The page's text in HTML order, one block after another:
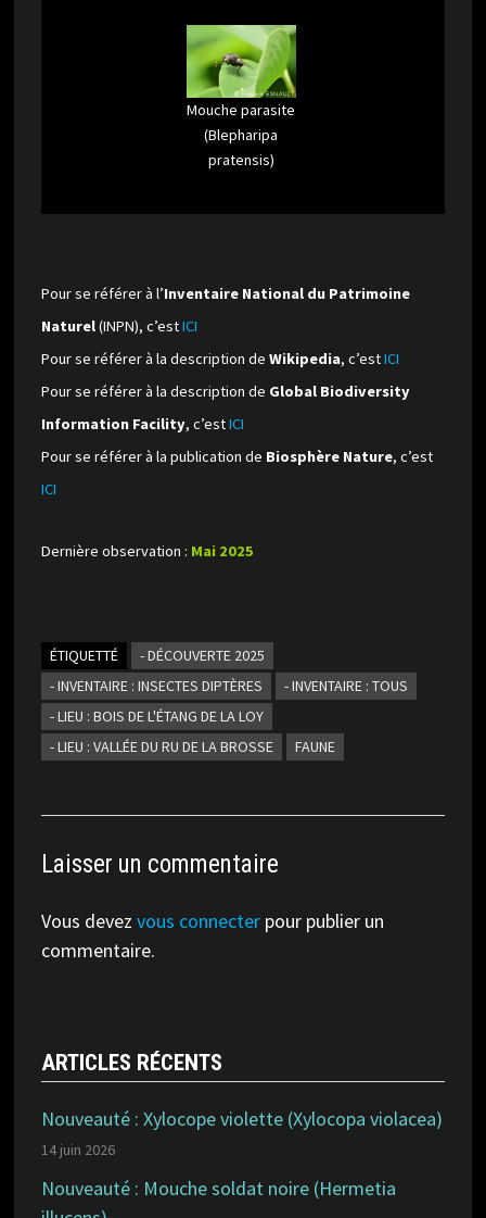
Mouche parasite
(Blepharipa
pratensis)
Pour se référer à l’Inventaire National du Patrimoine
Naturel(INPN), c’estICI
Pour se référer à la description de Wikipedia, c’estICI
Pour se référer à la description de Global Biodiversity
Information Facility, c’estICI
Pour se référer à la publication de Biosphère Nature, c’est
ICI
Dernière observation : Mai 2025
ÉTIQUETTÉ
- DÉCOUVERTE 2025
- INVENTAIRE : INSECTES DIPTÈRES
- INVENTAIRE : TOUS
- LIEU : BOIS DE L'ÉTANG DE LA LOY
- LIEU : VALLÉE DU RU DE LA BROSSE
FAUNE
Laisser un commentaire
Vous devez vous connecterpour publier un
commentaire.
ARTICLES RÉCENTS
Nouveauté : Xylocope violette (Xylocopa violacea)
14 juin 2026
Nouveauté : Mouche soldat noire (Hermetia